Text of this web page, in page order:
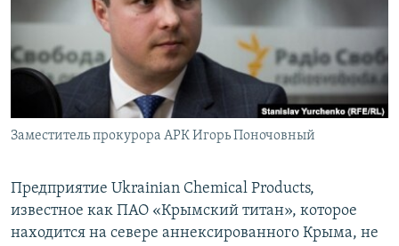
ПОБЕДИТЕЛЕЙ НЕ СУДЯТ?
КРЫМ.НЕПОКОРЕННЫЙ
ELIFBE
УКРАИНСКАЯ ПРОБЛЕМА КРЫМА
ПРИСОЕДИНЯЙТЕСЬ!
Все сайты RFE/RL
Заместитель прокурора АРК Игорь Поночовный
Предприятие Ukrainian Chemical Products,
известное как ПАО «Крымский титан», которое
находится на севере аннексированного Крыма, не